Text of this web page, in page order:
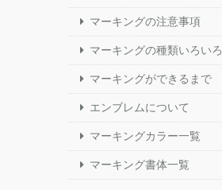
マーキングの注意事項
マーキングの種類いろいろ
マーキングができるまで
エンブレムについて
マーキングカラー一覧
マーキング書体一覧